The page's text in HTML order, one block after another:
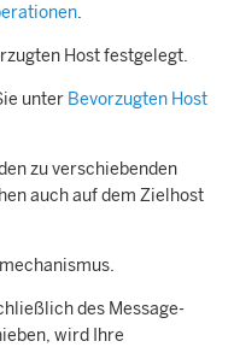
.
Host festgelegt.
unter Bevorzugten Host
zu verschiebenden
auch auf dem Zielhost
des Message-
wird Ihre